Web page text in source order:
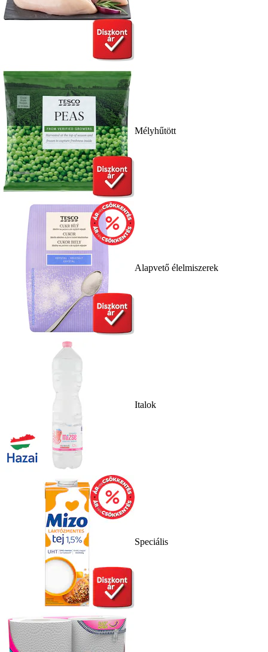
Mélyhűtött
Alapvető élelmiszerek
Italok
Speciális